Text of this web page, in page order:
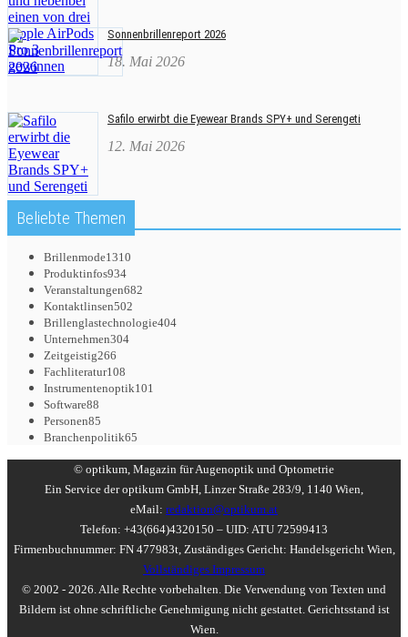
Sonnenbrillenreport 2026
18. Mai 2026
Safilo erwirbt die Eyewear Brands SPY+ und Serengeti
12. Mai 2026
Beliebte Themen
Brillenmode1310
Produktinfos934
Veranstaltungen682
Kontaktlinsen502
Brillenglastechnologie404
Unternehmen304
Zeitgeistig266
Fachliteratur108
Instrumentenoptik101
Software88
Personen85
Branchenpolitik65
© optikum, Magazin für Augenoptik und Optometrie
Ein Service der optikum GmbH, Linzer Straße 283/9, 1140 Wien,
eMail: redaktion@optikum.at
Telefon: +43(664)4320150 – UID: ATU 72599413
Firmenbuchnummer: FN 477983t, Zuständiges Gericht: Handelsgericht Wien,
Vollständiges Impressum
© 2002 - 2026. Alle Rechte vorbehalten. Die Verwendung von Texten und
Bildern ist ohne schriftliche Genehmigung nicht gestattet. Gerichtsstand ist
Wien.